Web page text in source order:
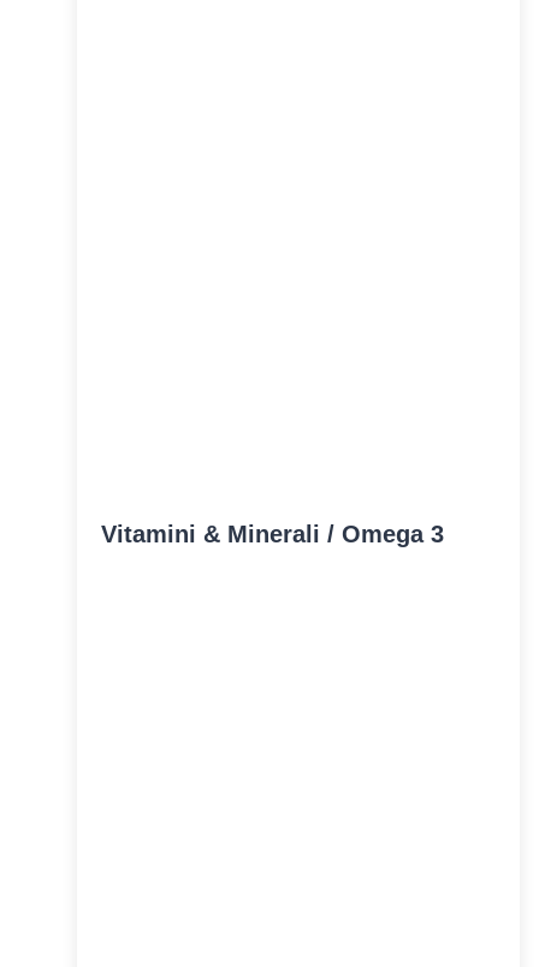
Vitamini & Minerali / Omega 3